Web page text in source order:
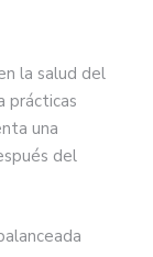
la salud del
prácticas
una
del